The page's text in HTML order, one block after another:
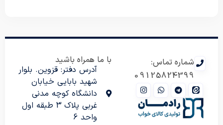
شماره تماس:
09125824399
با ما همراه باشید
آدرس دفتر: قزوین. بلوار
شهید بابایی خیابان
دانشگاه کوچه مدنی
غربی پلاک 3 طبقه اول
واحد 6